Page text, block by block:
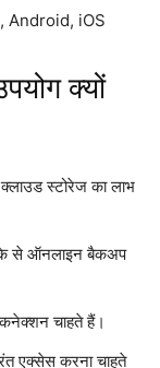
Android, iOS
क्यों
स्टोरेज का लाभ
से ऑनलाइन बैकअप
चाहते हैं।
एक्सेस करना चाहते